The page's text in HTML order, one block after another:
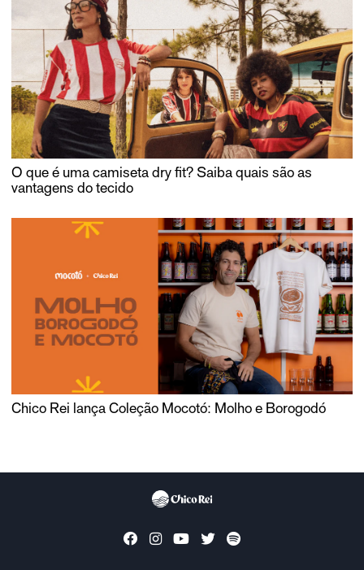
O que é uma camiseta dry fit? Saiba quais são as
vantagens do tecido
Chico Rei lança Coleção Mocotó: Molho e Borogodó